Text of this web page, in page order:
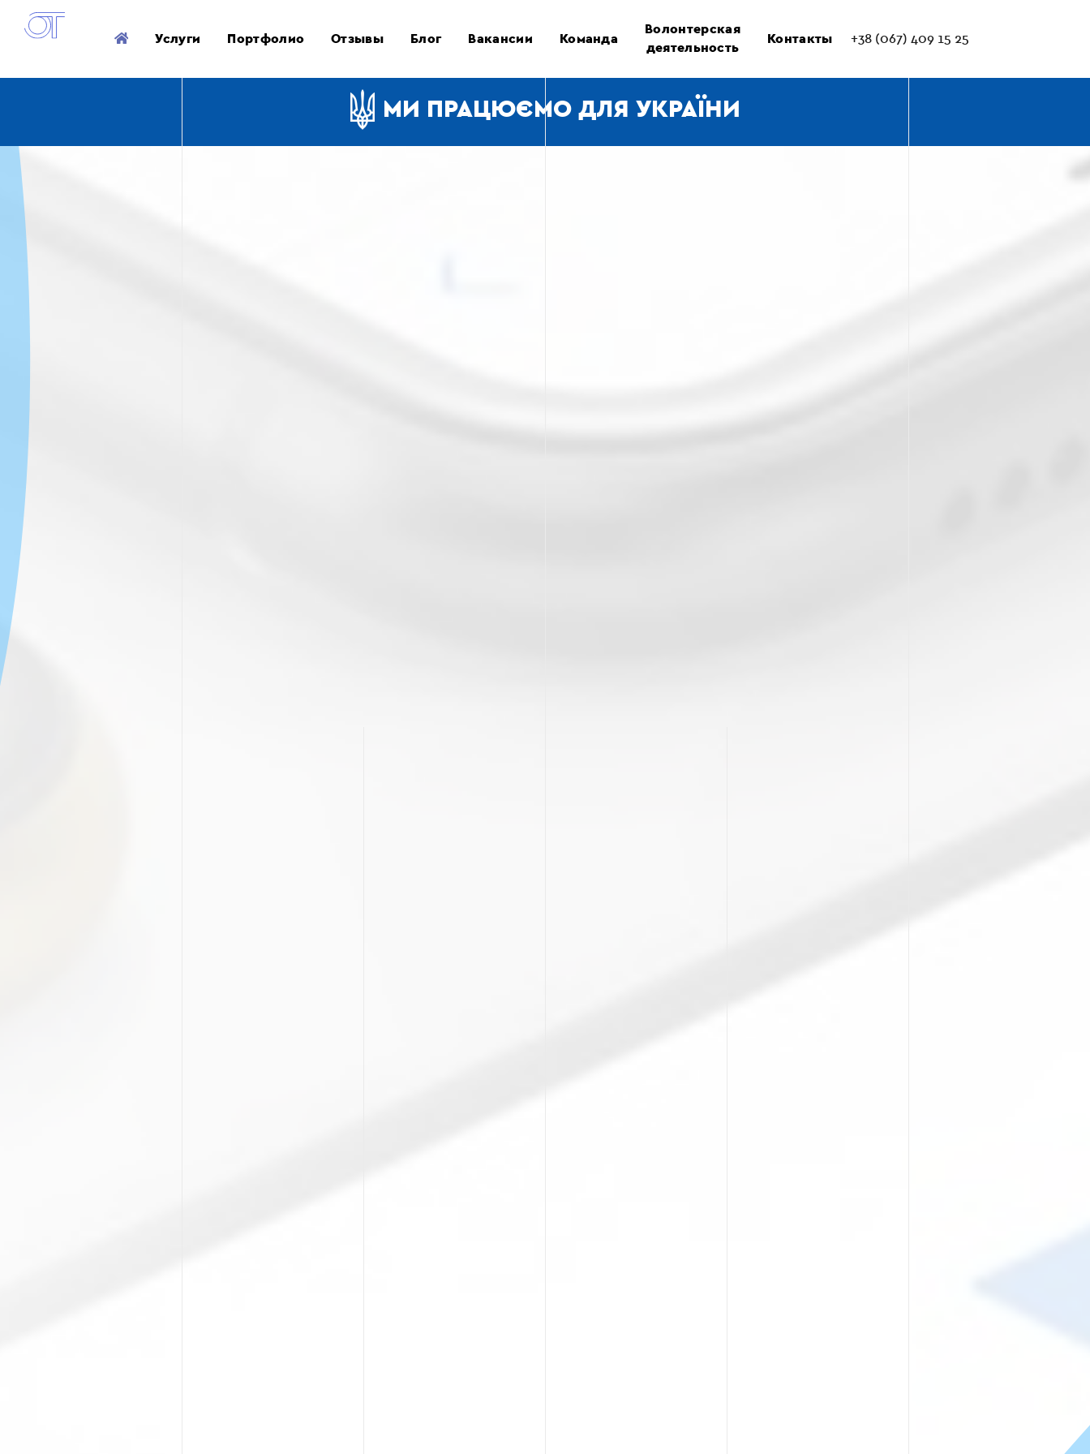
Услуги Портфолио Отзывы Блог Вакансии Команда
Волонтерская
деятельность
Контакты +38 (067) 409 15 25
МИ ПРАЦЮЄМО ДЛЯ УКРАЇНИ